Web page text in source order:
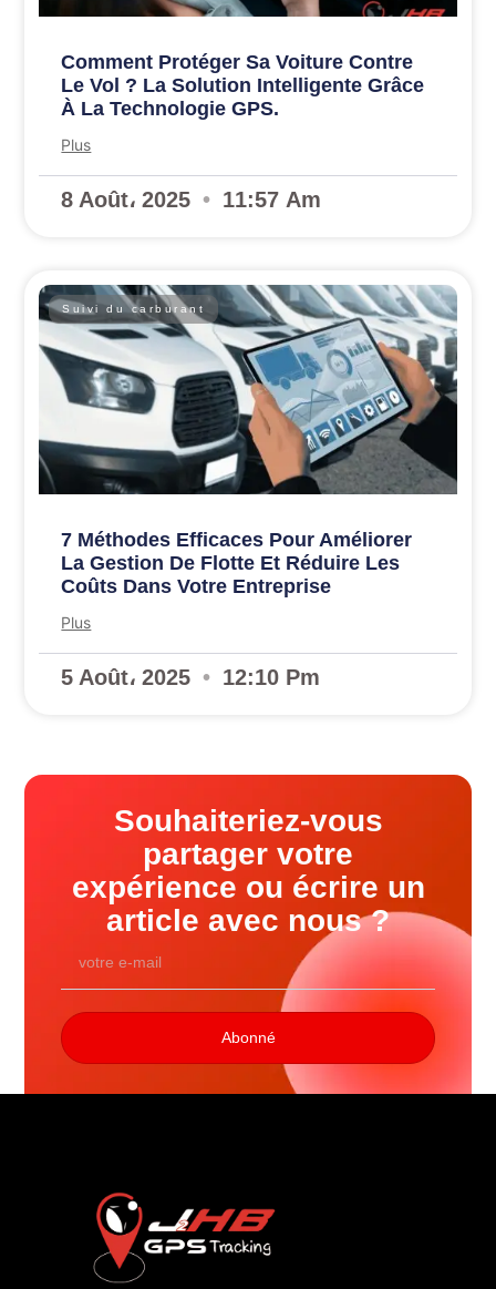
Comment Protéger Sa Voiture Contre
Le Vol ? La Solution Intelligente Grâce
À La Technologie GPS.
Plus
8 Août، 2025 11:57 Am
Suivi du carburant
7 Méthodes Efficaces Pour Améliorer
La Gestion De Flotte Et Réduire Les
Coûts Dans Votre Entreprise
Plus
5 Août، 2025 12:10 Pm
Souhaiteriez-vous
partager votre
expérience ou écrire un
article avec nous ?
Abonné